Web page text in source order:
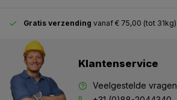
Gratis verzending vanaf € 75,00 (tot 31kg)
Klantenservice
Veelgestelde vragen